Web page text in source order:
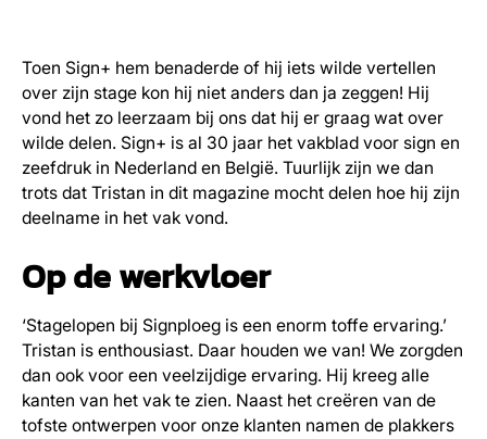
Toen Sign+ hem benaderde of hij iets wilde vertellen
over zijn stage kon hij niet anders dan ja zeggen! Hij
vond het zo leerzaam bij ons dat hij er graag wat over
wilde delen. Sign+ is al 30 jaar het vakblad voor sign en
zeefdruk in Nederland en België. Tuurlijk zijn we dan
trots dat Tristan in dit magazine mocht delen hoe hij zijn
deelname in het vak vond.
Op de werkvloer
‘Stagelopen bij Signploeg is een enorm toffe ervaring.’
Tristan is enthousiast. Daar houden we van! We zorgden
dan ook voor een veelzijdige ervaring. Hij kreeg alle
kanten van het vak te zien. Naast het creëren van de
tofste ontwerpen voor onze klanten namen de plakkers